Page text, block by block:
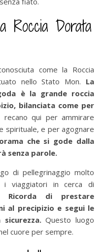
Roccia Dorata
come la Roccia
nello Stato Mon. La
è la grande roccia
bilanciata come per
qui per ammirare
spirituale, e per agognare
che si gode dalla
senza parole.
di pellegrinaggio molto
viaggiatori in cerca di
Ricorda di prestare
al precipizio e segui le
Questo luogo
cuore per sempre.